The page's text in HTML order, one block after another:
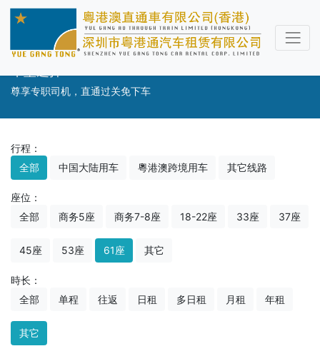
尊享专职司机，直通过关免下车
行程：
全部
中国大陆用车 粵港澳跨境用车 其它线路
座位：
全部
商务5座 商务7-8座 18-22座 33座 37座
45座 53座 61座 其它
時长：
全部
单程 往返 日租 多日租 月租 年租
其它